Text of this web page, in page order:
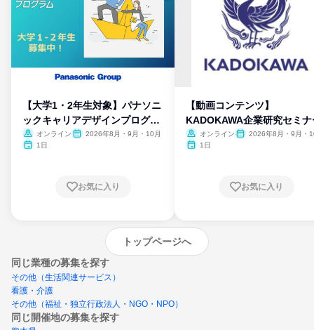
【大学1・2年生対象】パナソニ
ックキャリアデザインプログラ
ム
オンライン
2026年8月・9月・10月
1日
お気に入り
【動画コンテンツ】
KADOKAWA企業研究セミナ
オンライン
2026年8月・9月・
1日
お気に入り
トップページへ
同じ業種の募集を探す
その他（生活関連サービス）
看護・介護
その他（福祉・独立行政法人・NGO・NPO）
同じ開催地の募集を探す